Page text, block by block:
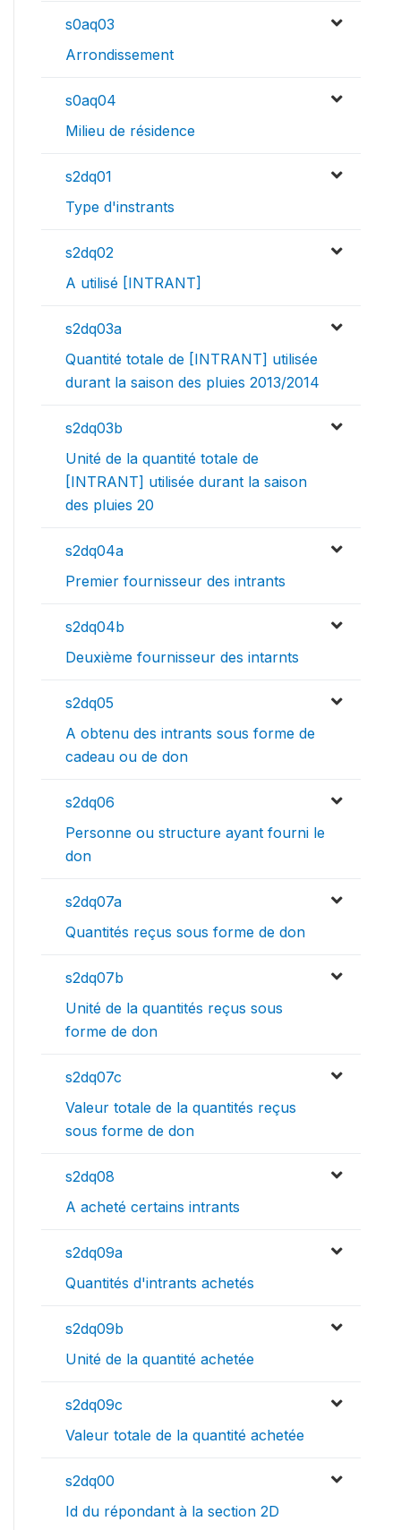
s0aq03
Arrondissement
s0aq04
Milieu de résidence
s2dq01
Type d'instrants
s2dq02
A utilisé [INTRANT]
s2dq03a
Quantité totale de [INTRANT] utilisée
durant la saison des pluies 2013/2014
s2dq03b
Unité de la quantité totale de
[INTRANT] utilisée durant la saison
des pluies 20
s2dq04a
Premier fournisseur des intrants
s2dq04b
Deuxième fournisseur des intarnts
s2dq05
A obtenu des intrants sous forme de
cadeau ou de don
s2dq06
Personne ou structure ayant fourni le
don
s2dq07a
Quantités reçus sous forme de don
s2dq07b
Unité de la quantités reçus sous
forme de don
s2dq07c
Valeur totale de la quantités reçus
sous forme de don
s2dq08
A acheté certains intrants
s2dq09a
Quantités d'intrants achetés
s2dq09b
Unité de la quantité achetée
s2dq09c
Valeur totale de la quantité achetée
s2dq00
Id du répondant à la section 2D